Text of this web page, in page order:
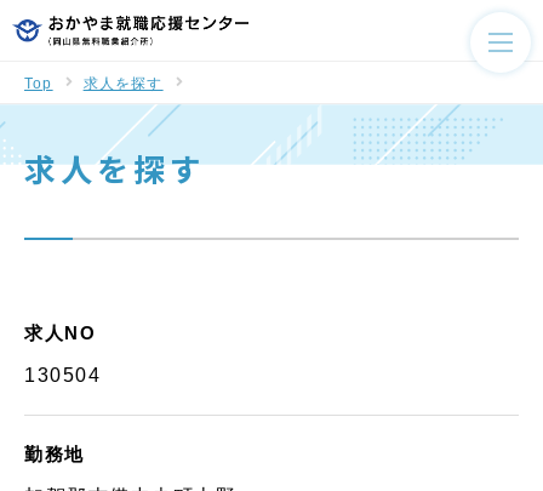
Top 求人を探す
求人を探す
求人NO
130504
勤務地